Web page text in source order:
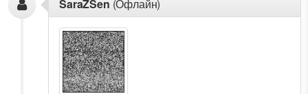
SaraZSen (Офлайн)